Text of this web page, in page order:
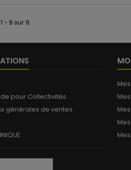
- 9 sur 9.
pour Collectivités
générales de ventes